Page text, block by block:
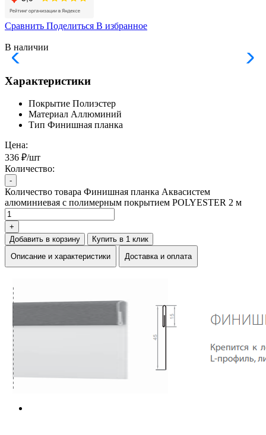
Сравнить Поделиться В избранное
В наличии
Характеристики
Покрытие Полиэстер
Материал Аллюминий
Тип Финишная планка
Цена:
336 ₽/шт
Количество:
-
Количество товара Финишная планка Аквасистем
алюминиевая с полимерным покрытием POLYESTER 2 м
+
Добавить в корзину
Купить в 1 клик
Описание и характеристики
Доставка и оплата